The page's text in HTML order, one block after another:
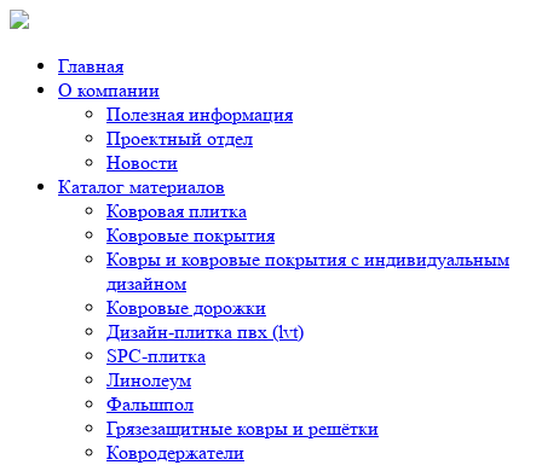
Главная
О компании
Полезная информация
Проектный отдел
Новости
Каталог материалов
Ковровая плитка
Ковровые покрытия
Ковры и ковровые покрытия с индивидуальным
дизайном
Ковровые дорожки
Дизайн-плитка пвх (lvt)
SPC-плитка
Линолеум
Фальшпол
Грязезащитные ковры и решётки
Ковродержатели